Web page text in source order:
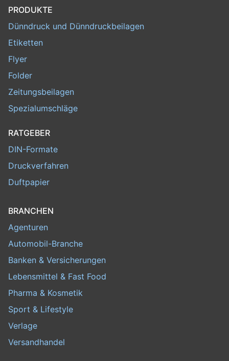
PRODUKTE
Dünndruck und Dünndruckbeilagen
Etiketten
Flyer
Folder
Zeitungsbeilagen
Spezialumschläge
RATGEBER
DIN-Formate
Druckverfahren
Duftpapier
BRANCHEN
Agenturen
Automobil-Branche
Banken & Versicherungen
Lebensmittel & Fast Food
Pharma & Kosmetik
Sport & Lifestyle
Verlage
Versandhandel